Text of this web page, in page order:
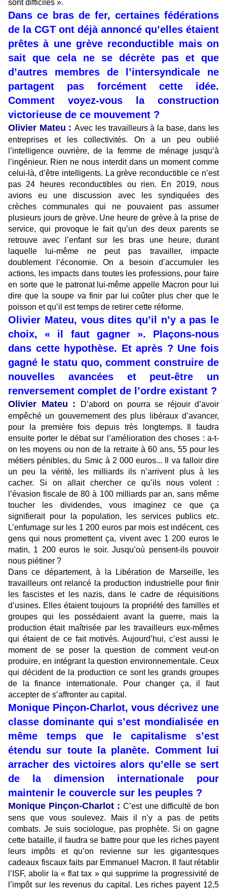
sont difficiles ».
Dans ce bras de fer, certaines fédérations
de la CGT ont déjà annoncé qu’elles étaient
prêtes à une grève reconductible mais on
sait que cela ne se décrète pas et que
d’autres membres de l’intersyndicale ne
partagent pas forcément cette idée.
Comment voyez-vous la construction
victorieuse de ce mouvement ?
Olivier Mateu : Avec les travailleurs à la base, dans les
entreprises et les collectivités. On a un peu oublié
l’intelligence ouvrière, de la femme de ménage jusqu’à
l’ingénieur. Rien ne nous interdit dans un moment comme
celui-là, d’être intelligents. La grève reconductible ce n’est
pas 24 heures reconductibles ou rien. En 2019, nous
avions eu une discussion avec les syndiquées des
crèches communales qui ne pouvaient pas assumer
plusieurs jours de grève. Une heure de grève à la prise de
service, qui provoque le fait qu’un des deux parents se
retrouve avec l’enfant sur les bras une heure, durant
laquelle lui-même ne peut pas travailler, impacte
doublement l’économie. On a besoin d’accumuler les
actions, les impacts dans toutes les professions, pour faire
en sorte que le patronat lui-même appelle Macron pour lui
dire que la soupe va finir par lui coûter plus cher que le
poisson et qu’il est temps de retirer cette réforme.
Olivier Mateu, vous dites qu’il n’y a pas le
choix, « il faut gagner ». Plaçons-nous
dans cette hypothèse. Et après ? Une fois
gagné le statu quo, comment construire de
nouvelles avancées et peut-être un
renversement complet de l’ordre existant ?
Olivier Mateu :
D’abord on pourra se réjouir d’avoir
empêché un gouvernement des plus libéraux d’avancer,
pour la première fois depuis très longtemps. Il faudra
ensuite porter le débat sur l’amélioration des choses : a-t-
on les moyens ou non de la retraite à 60 ans, 55 pour les
métiers pénibles, du Smic à 2 000 euros... Il va falloir dire
un peu la vérité, les milliards ils n’arrivent plus à les
cacher. Si on allait chercher ce qu’ils nous volent :
l’évasion fiscale de 80 à 100 milliards par an, sans même
toucher les dividendes, vous imaginez ce que ça
signifierait pour la population, les services publics etc.
L’enfumage sur les 1 200 euros par mois est indécent, ces
gens qui nous promettent ça, vivent avec 1 200 euros le
matin, 1 200 euros le soir. Jusqu’où pensent-ils pouvoir
nous piétiner ?
Dans ce département, à la Libération de Marseille, les
travailleurs ont relancé la production industrielle pour finir
les fascistes et les nazis, dans le cadre de réquisitions
d’usines. Elles étaient toujours la propriété des familles et
groupes qui les possédaient avant la guerre, mais la
production était maîtrisée par les travailleurs eux-mêmes
qui étaient de ce fait motivés. Aujourd’hui, c’est aussi le
moment de se poser la question de comment veut-on
produire, en intégrant la question environnementale. Ceux
qui décident de la production ce sont les grands groupes
de la finance internationale. Pour changer ça, il faut
accepter de s’affronter au capital.
Monique Pinçon-Charlot, vous décrivez une
classe dominante qui s’est mondialisée en
même temps que le capitalisme s’est
étendu sur toute la planète. Comment lui
arracher des victoires alors qu’elle se sert
de la dimension internationale pour
maintenir le couvercle sur les peuples ?
Monique Pinçon-Charlot : C’est une difficulté de bon
sens que vous soulevez. Mais il n’y a pas de petits
combats. Je suis sociologue, pas prophète. Si on gagne
cette bataille, il faudra se battre pour que les riches payent
leurs impôts et qu’on revienne sur les gigantesques
cadeaux fiscaux faits par Emmanuel Macron. Il faut rétablir
l’ISF, abolir la « flat tax » qui supprime la progressivité de
l’impôt sur les revenus du capital. Les riches payent 12,5